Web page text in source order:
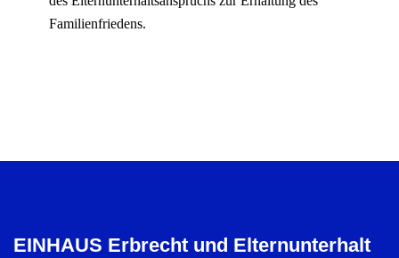
Familienfriedens.
EINHAUS Erbrecht und Elternunterhalt